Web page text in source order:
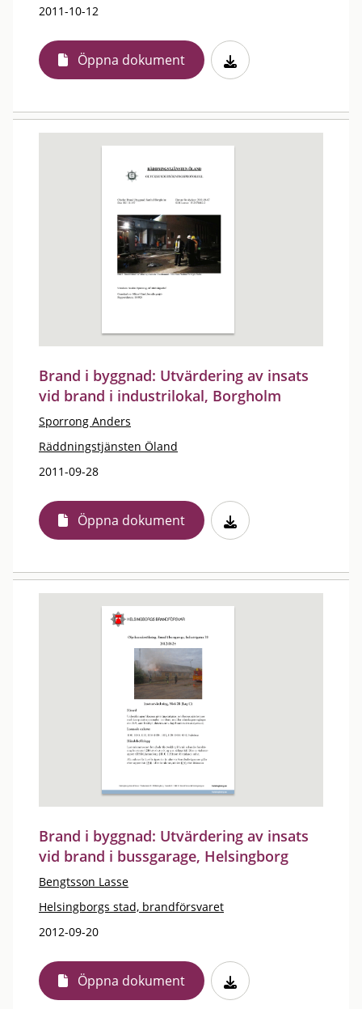
2011-10-12
Öppna dokument
Brand i byggnad: Utvärdering av insats
vid brand i industrilokal, Borgholm
Sporrong Anders
Räddningstjänsten Öland
2011-09-28
Öppna dokument
Brand i byggnad: Utvärdering av insats
vid brand i bussgarage, Helsingborg
Bengtsson Lasse
Helsingborgs stad, brandförsvaret
2012-09-20
Öppna dokument